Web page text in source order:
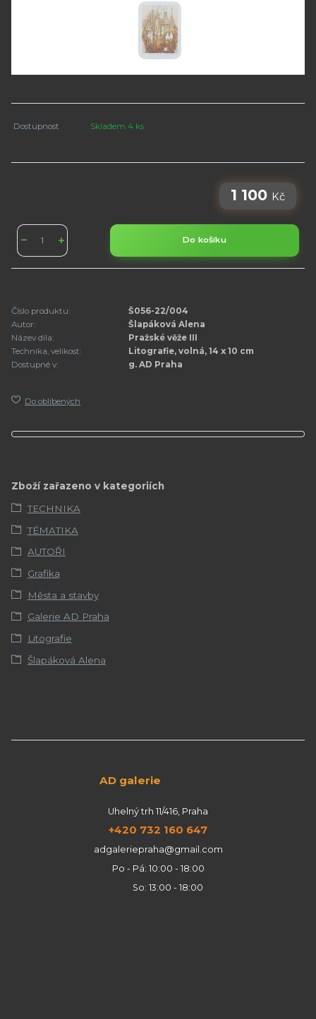
Dostupnost Skladem 4 ks
1 100 Kč
Do košíku
Číslo produktu:
Š056-22/004
Autor:
Šlapáková Alena
Název díla:
Pražské věže III
Technika, velikost:
Litografie, volná, 14 x 10 cm
Dostupné v:
g. AD Praha
Do oblíbených
Zboží zařazeno v kategoriích
TECHNIKA
TÉMATIKA
AUTOŘI
Grafika
Města a stavby
Galerie AD Praha
Litografie
Šlapáková Alena
AD galerie
Uhelný trh 11/416, Praha
+420 732 160 647
adgaleriepraha@gmail.com
Po - Pá: 10:00 - 18:00
So: 13:00 - 18:00